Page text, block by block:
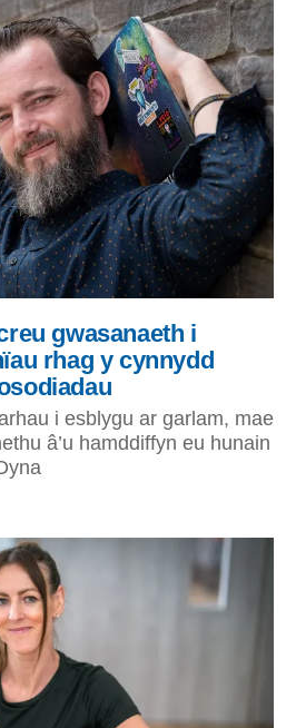
gwasanaeth i
rhag y cynnydd
i esblygu ar garlam, mae
â’u hamddiffyn eu hunain